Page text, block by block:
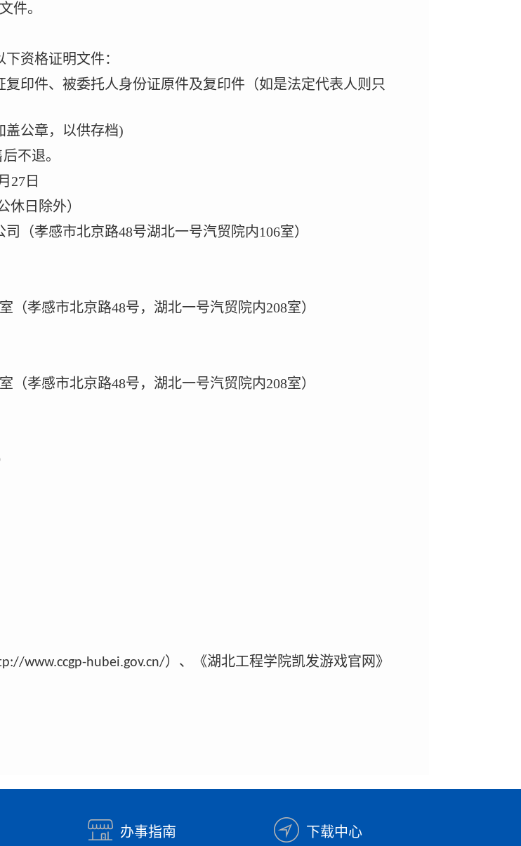
件。
资格证明文件：
印件、被委托人身份证原件及复印件（如是法定代表人则只
盖公章，以供存档)
不退。
27 日
休日除外）
司（孝感市北京路48号湖北一号汽贸院内106室）
（孝感市北京路48号，湖北一号汽贸院内208室）
（孝感市北京路48号，湖北一号汽贸院内208室）
www.ccgp-hubei.gov.cn/）、《湖北工程学院凯发游戏官网》
办事指南 下载中心